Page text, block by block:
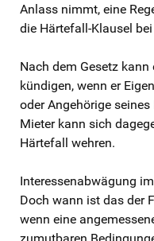
Anlass nimmt, eine
die Härtefall-Klausel
Nach dem Gesetz
kündigen, wenn er
oder Angehörige
Mieter kann sich
Härtefall wehren.
Interessenabwägung
Doch wann ist das der
wenn eine